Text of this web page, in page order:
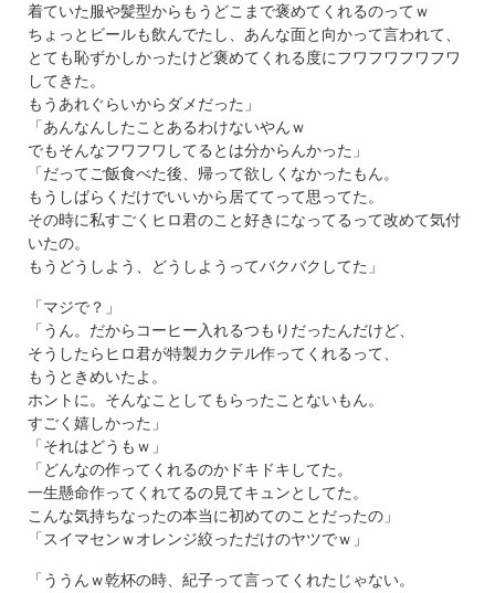
着ていた服や髪型からもうどこまで褒めてくれるのってｗ
ちょっとビールも飲んでたし、あんな面と向かって言われて、
とても恥ずかしかったけど褒めてくれる度にフワフワフワフワ
してきた。
もうあれぐらいからダメだった」
「あんなんしたことあるわけないやんｗ
でもそんなフワフワしてるとは分からんかった」
「だってご飯食べた後、帰って欲しくなかったもん。
もうしばらくだけでいいから居ててって思ってた。
その時に私すごくヒロ君のこと好きになってるって改めて気付
いたの。
もうどうしよう、どうしようってバクバクしてた」
「マジで？」
「うん。だからコーヒー入れるつもりだったんだけど、
そうしたらヒロ君が特製カクテル作ってくれるって、
もうときめいたよ。
ホントに。そんなことしてもらったことないもん。
すごく嬉しかった」
「それはどうもｗ」
「どんなの作ってくれるのかドキドキしてた。
一生懸命作ってくれてるの見てキュンとしてた。
こんな気持ちなったの本当に初めてのことだったの」
「スイマセンｗオレンジ絞っただけのヤツでｗ」
「ううんｗ乾杯の時、紀子って言ってくれたじゃない。